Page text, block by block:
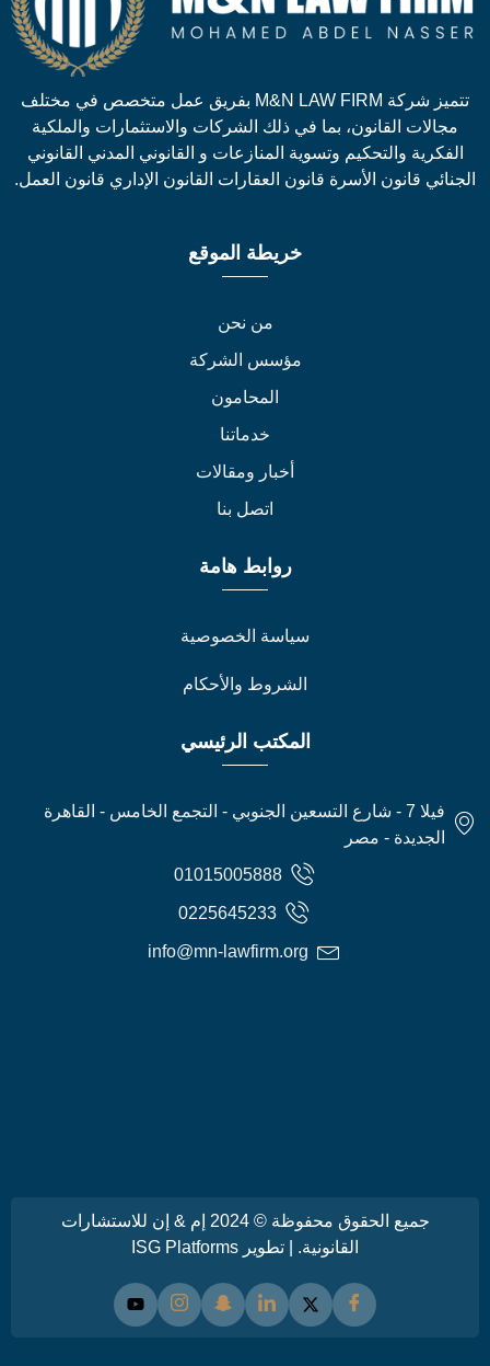
تتميز شركة M&N LAW FIRM بفريق عمل متخصص في مختلف
مجالات القانون، بما في ذلك الشركات والاستثمارات والملكية
والتحكيم وتسوية المنازعات و القانوني المدني القانوني
قانون الأسرة قانون العقارات القانون الإداري قانون العمل.
خريطة الموقع
من نحن
مؤسس الشركة
المحامون
خدماتنا
أخبار ومقالات
اتصل بنا
روابط هامة
سياسة الخصوصية
الشروط والأحكام
المكتب الرئيسي
فيلا 7 - شارع التسعين الجنوبي - التجمع الخامس - القاهرة
الجديدة - مصر
01015005888
0225645233
info@mn-lawfirm.org
جميع الحقوق محفوظة © 2024 إم & إن للاستشارات
القانونية. | تطويرISG Platforms